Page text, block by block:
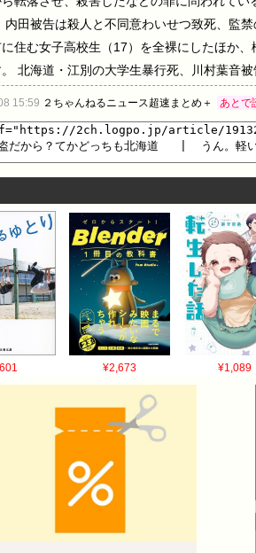
内田被告は殺人と不同意わいせつ致死、監
住む女子高校生（17）を全裸にしたほか
北海道・江別の大学生暴行死、川村葉音
15:59 ２ちゃんねるニュース超速まとめ＋ あとで
¥2,673 ¥1,089